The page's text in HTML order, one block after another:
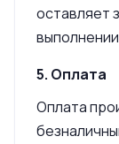
оставляет
5. Оплата
Оплата